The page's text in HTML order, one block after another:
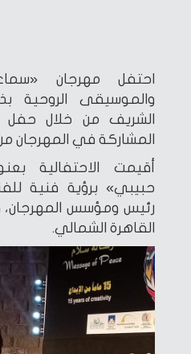
احتفل مهرجان
والموسيقى الروحية
الشريف من خلال حفل
المشاركة في المهرجان
أقيمت الاحتفالية
حبيبي» برؤية فنية
رئيس ومؤسس
القاهرة الشمالي.